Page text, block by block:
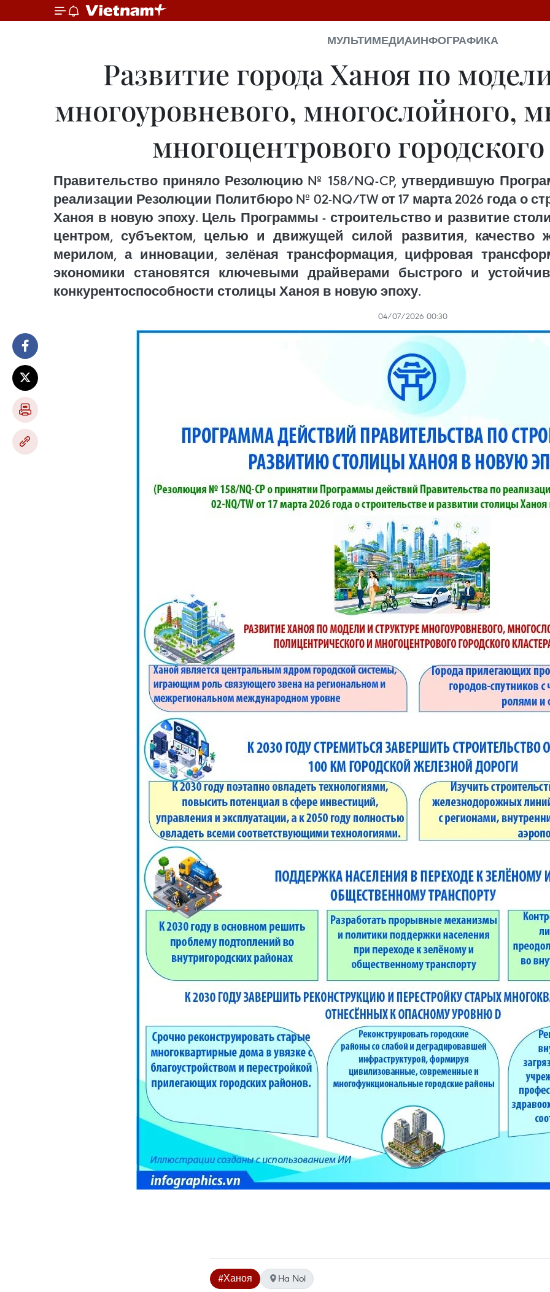
МУЛЬТИМЕДИАИНФОГРАФИКА
Развитие города Ханоя по
многоуровневого, многослойного,
многоцентрового
Правительство приняло Резолюцию № 158/NQ-CP, утвердившую
реализации Резолюции Политбюро № 02-NQ/TW от 17 марта 2026 года о
Ханоя в новую эпоху. Цель Программы - строительство и развитие
центром, субъектом, целью и движущей силой развития, качество
мерилом, а инновации, зелёная трансформация, цифровая
экономики становятся ключевыми драйверами быстрого и
конкурентоспособности столицы Ханоя в новую эпоху.
04/07/2026 00:30
#Ханоя Ha Noi